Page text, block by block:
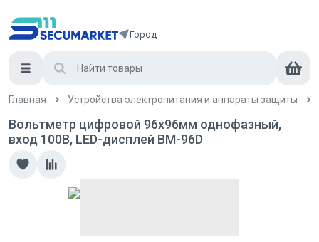
Город
Главная Устройства электропитания и аппараты защиты
Вольтметр цифровой 96x96мм однофазный,
вход 100В, LED-дисплей ВМ-96D